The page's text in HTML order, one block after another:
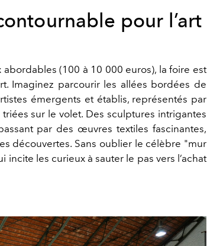
pour l’art
(100 à 10 000 euros), la foire est
Imaginez parcourir les allées bordées de
émergents et établis, représentés par
sur le volet. Des sculptures intrigantes
par des œuvres textiles fascinantes,
découvertes. Sans oublier le célèbre "mur
les curieux à sauter le pas vers l’achat